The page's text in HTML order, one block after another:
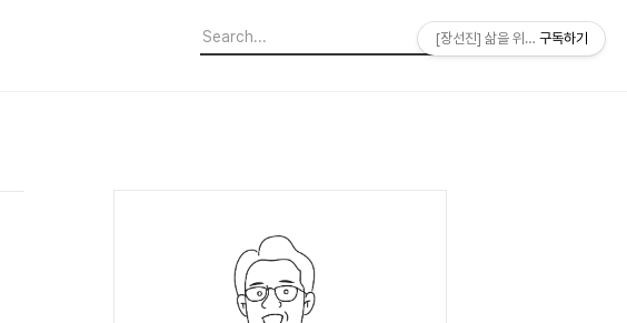
[장선진] 삶을 위한 소프트웨어
구독하기